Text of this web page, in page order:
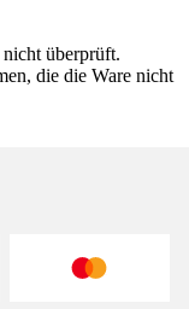
überprüft.
die die Ware nicht